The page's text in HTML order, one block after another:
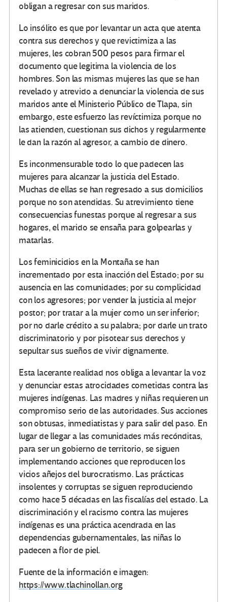
obligan a regresar con sus maridos.
Lo insólito es que por levantar un acta que atenta
contra sus derechos y que revictimiza a las
mujeres, les cobran 500 pesos para firmar el
documento que legitima la violencia de los
hombres. Son las mismas mujeres las que se han
revelado y atrevido a denunciar la violencia de sus
maridos ante el Ministerio Público de Tlapa, sin
embargo, este esfuerzo las revíctimiza porque no
las atienden, cuestionan sus dichos y regularmente
le dan la razón al agresor, a cambio de dinero.
Es inconmensurable todo lo que padecen las
mujeres para alcanzar la justicia del Estado.
Muchas de ellas se han regresado a sus domicilios
porque no son atendidas. Su atrevimiento tiene
consecuencias funestas porque al regresar a sus
hogares, el marido se ensaña para golpearlas y
matarlas.
Los feminicidios en la Montaña se han
incrementado por esta inacción del Estado; por su
ausencia en las comunidades; por su complicidad
con los agresores; por vender la justicia al mejor
postor; por tratar a la mujer como un ser inferior;
por no darle crédito a su palabra; por darle un trato
discriminatorio y por pisotear sus derechos y
sepultar sus sueños de vivir dignamente.
Esta lacerante realidad nos obliga a levantar la voz
y denunciar estas atrocidades cometidas contra las
mujeres indígenas. Las madres y niñas requieren un
compromiso serio de las autoridades. Sus acciones
son obtusas, inmediatistas y para salir del paso. En
lugar de llegar a las comunidades más recónditas,
para ser un gobierno de territorio, se siguen
implementando acciones que reproducen los
vicios añejos del burocratismo. Las prácticas
insolentes y corruptas se siguen reproduciendo
como hace 5 décadas en las fiscalías del estado. La
discriminación y el racismo contra las mujeres
indígenas es una práctica acendrada en las
dependencias gubernamentales, las niñas lo
padecen a flor de piel.
Fuente de la información e imagen:
https://www.tlachinollan.org